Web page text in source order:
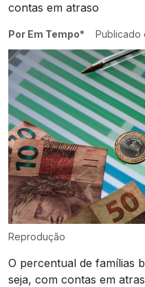
contas em atraso
Por Em Tempo* Publicado
Reprodução
O percentual de famílias
seja, com contas em